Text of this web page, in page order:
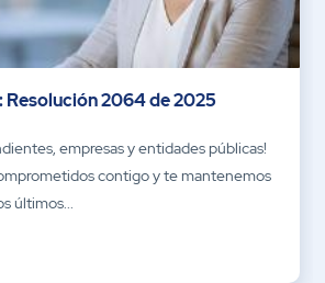
Resolución 2064 de 2025
empresas y entidades públicas!
contigo y te mantenemos
últimos...